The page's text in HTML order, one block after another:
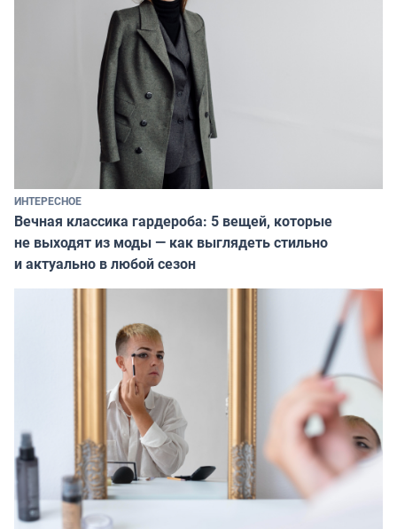
ИНТЕРЕСНОЕ
Вечная классика гардероба: 5 вещей, которые
не выходят из моды — как выглядеть стильно
и актуально в любой сезон